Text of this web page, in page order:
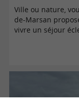
Ville ou nature,
de-Marsan
vivre un séjour